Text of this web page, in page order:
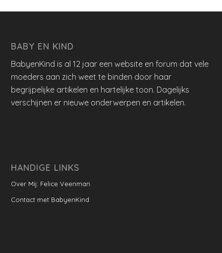
BABY EN KIND
BabyenKind is al 12 jaar een website en forum dat vele
moeders aan zich weet te binden door haar
begrijpelijke artikelen en hartelijke toon. Dagelijks
verschijnen er nieuwe onderwerpen en artikelen.
HANDIGE LINKS
Over Mij: Felice Veenman
Contact met BabyenKind